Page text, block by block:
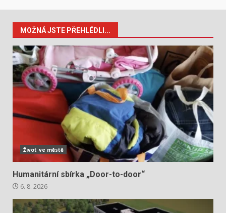
MOŽNÁ JSTE PŘEHLÉDLI...
Život ve městě
Humanitární sbírka „Door-to-door“
6. 8. 2026